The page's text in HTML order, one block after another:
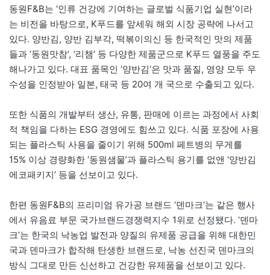
동원F&B는 ‘인류 건강에 기여하는 글로벌 식품기업 실현’이라
는 비전을 바탕으로, K푸드를 앞세워 해외 시장 공략에 나서고
있다. 양반김, 양반 김부각, 떡볶이의신 등 한국적인 맛의 제품
들과 ‘동원맛참’, ‘리챔’ 등 다양한 제품군으로 K푸드 열풍을 주도
해나가고 있다. 대표 품목인 ‘양반김’은 맛과 품질, 영양 모두 우
수성을 인정받아 일본, 태국 등 20여 개 국으로 수출되고 있다.
또한 식품의 개발부터 생산, 유통, 판매에 이르는 과정에서 사회
적 책임을 다하는 ESG 경영에도 힘쓰고 있다. 식품 포장에 사용
되는 플라스틱 사용을 줄이기 위해 500ml 페트병의 무게를
15% 이상 경량화한 ‘동원샘물’과 플라스틱 용기를 없앤 ‘양반김
에코패키지’ 등을 선보이고 있다.
한편 동원F&B의 프리미엄 유가공 브랜드 ‘덴마크’는 같은 행사
에서 유음료 부문 국가브랜드경쟁력지수 1위로 선정됐다. ‘덴마
크’는 한국의 낙농업 발전과 양질의 유제품 공급을 위해 대한민
국과 덴마크가 합작해 탄생한 브랜드로, 낙농 선진국 덴마크의
방식 그대로 만든 신선하고 건강한 유제품을 선보이고 있다.